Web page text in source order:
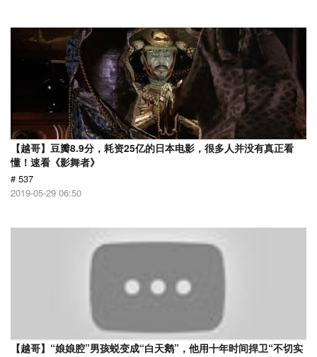
【越哥】豆瓣8.9分，耗资25亿的日本电影，很多人并没有真正看
懂！速看《影舞者》
# 537
2019-05-29 06:50
【越哥】“娘娘腔”男孩蜕变成“白天鹅”，他用十年时间捍卫“不切实